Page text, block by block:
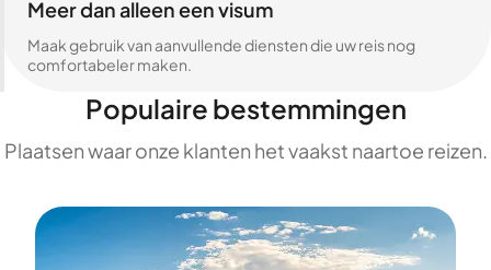
Meer dan alleen een visum
Maak gebruik van aanvullende diensten die uw reis nog
comfortabeler maken.
Populaire bestemmingen
Plaatsen waar onze klanten het vaakst naartoe reizen.